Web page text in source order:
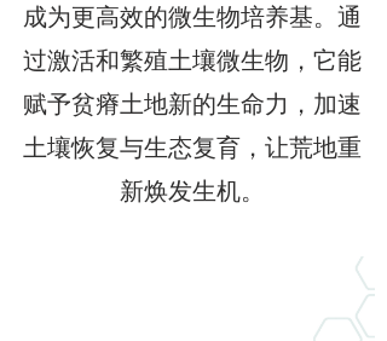
成为更高效的微生物培养基。通
过激活和繁殖土壤微生物，它能
赋予贫瘠土地新的生命力，加速
土壤恢复与生态复育，让荒地重
新焕发生机。